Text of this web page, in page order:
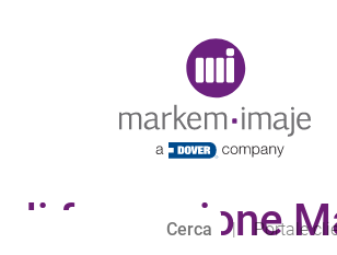
| Portale
di formazione